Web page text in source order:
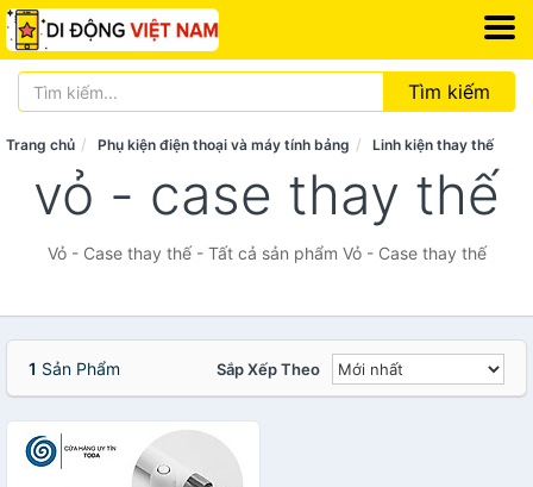
Tìm kiếm
Trang chủ Phụ kiện điện thoại và máy tính bảng Linh kiện thay thế
vỏ - case thay thế
Vỏ - Case thay thế - Tất cả sản phẩm Vỏ - Case thay thế
1 Sản Phẩm Sắp Xếp Theo